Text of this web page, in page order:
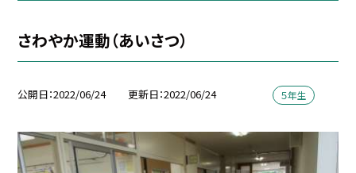
さわやか運動（あいさつ）
公開日 2022/06/24 更新日 2022/06/24 ５年生